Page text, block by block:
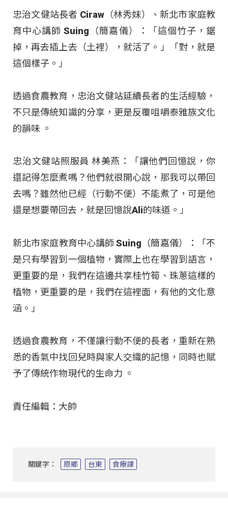
忠治文健站長者 Ciraw（林秀妹）、新北市家庭教
育中心講師 Suing（簡嘉儀）：「這個竹子，鋸
掉，再去插上去（土裡），就活了。」「對，就是
這個樣子。」
透過食農教育，忠治文健站延續長者的生活經驗，
不只是傳統知識的分享，更是反覆咀嚼泰雅族文化
的韻味 。
忠治文健站照服員 林美燕：「讓他們回憶說，你
還記得怎麼煮嗎？他們就很開心說，那我可以帶回
去嗎？雖然他已經（行動不便）不能煮了，可是他
還是想要帶回去，就是回憶說Ali的味道。」
新北市家庭教育中心講師 Suing（簡嘉儀）：「不
是只有學習到一個植物，實際上也在學習到語言，
更重要的是，我們在這邊共享桂竹筍、珠蔥這樣的
植物，更重要的是，我們在這裡面，有他的文化意
涵。」
透過食農教育，不僅讓行動不便的長者，重新在熟
悉的香氣中找回兒時與家人交織的記憶，同時也賦
予了傳統作物現代的生命力 。
責任編輯：大帥
關鍵字： 原鄉 台東 食療課